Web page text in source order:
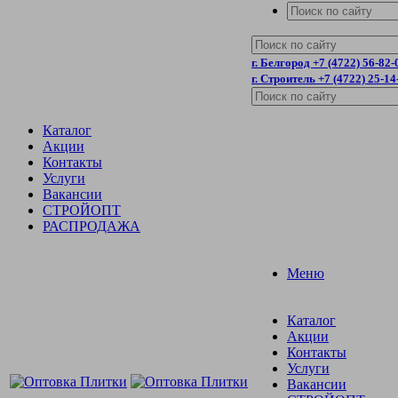
г. Белгород +7 (4722) 56-82-
г. Строитель +7 (4722) 25-
Каталог
Акции
Контакты
Услуги
Вакансии
СТРОЙОПТ
РАСПРОДАЖА
Меню
Каталог
Акции
Контакты
Услуги
Вакансии